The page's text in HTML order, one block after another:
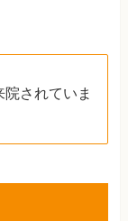
院されていま